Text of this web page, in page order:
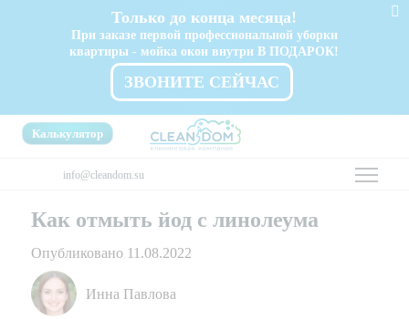
Только до конца месяца!
При заказе первой профессиональной уборки
квартиры - мойка окон внутри В ПОДАРОК!
ЗВОНИТЕ СЕЙЧАС
info@cleandom.su
Калькулятор
Как отмыть йод с линолеума
Опубликовано 11.08.2022
Инна Павлова